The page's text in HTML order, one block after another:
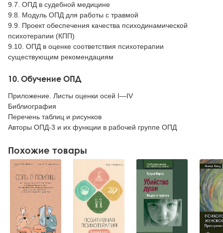
9.7. ОПД в судебной медицине
9.8. Модуль ОПД для работы с травмой
9.9. Проект обеспечения качества психодинамической
психотерапии (КПП)
9.10. ОПД в оценке соответствия психотерапии
существующим рекомендациям
10. Обучение ОПД
Приложение. Листы оценки осей I—IV
Библиография
Перечень таблиц и рисунков
Авторы ОПД-3 и их функции в рабочей группе ОПД
Похожие товары